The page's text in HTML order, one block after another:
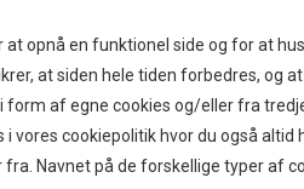
opnå en funktionel side og for at
at siden hele tiden forbedres, og
af egne cookies og/eller fra
vores cookiepolitik hvor du også
fra. Navnet på de forskellige typer af
åbningstider
Greendog
Udstyr
Pelspleje
Pleje
Hjemmet &
Brands